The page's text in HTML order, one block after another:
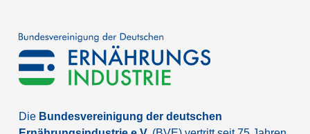
Die Bundesvereinigung der deutschen